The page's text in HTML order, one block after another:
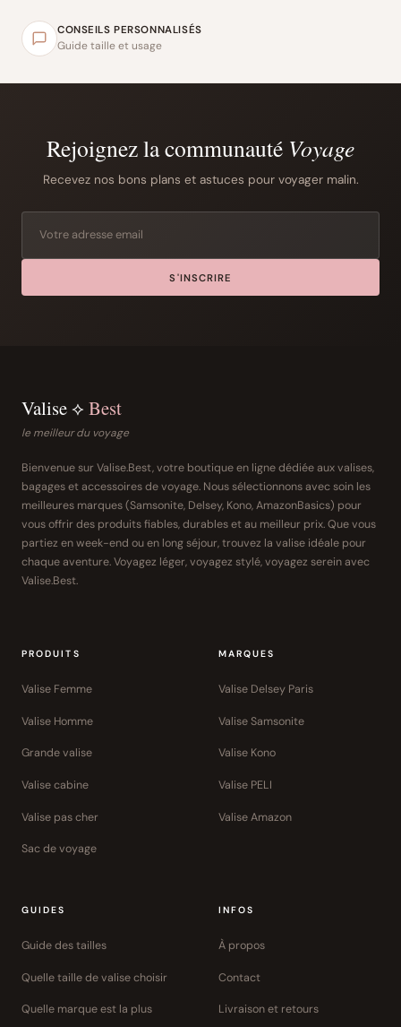
CONSEILS PERSONNALISÉS
Guide taille et usage
Rejoignez la communauté Voyage
Recevez nos bons plans et astuces pour voyager malin.
S'INSCRIRE
Valise ⟡ Best
le meilleur du voyage
Bienvenue sur Valise.Best, votre boutique en ligne dédiée aux valises,
bagages et accessoires de voyage. Nous sélectionnons avec soin les
meilleures marques (Samsonite, Delsey, Kono, AmazonBasics) pour
vous offrir des produits fiables, durables et au meilleur prix. Que vous
partiez en week-end ou en long séjour, trouvez la valise idéale pour
chaque aventure. Voyagez léger, voyagez stylé, voyagez serein avec
Valise.Best.
PRODUITS
Valise Femme
Valise Homme
Grande valise
Valise cabine
Valise pas cher
Sac de voyage
MARQUES
Valise Delsey Paris
Valise Samsonite
Valise Kono
Valise PELI
Valise Amazon
GUIDES
Guide des tailles
Quelle taille de valise choisir
Quelle marque est la plus
INFOS
À propos
Contact
Livraison et retours